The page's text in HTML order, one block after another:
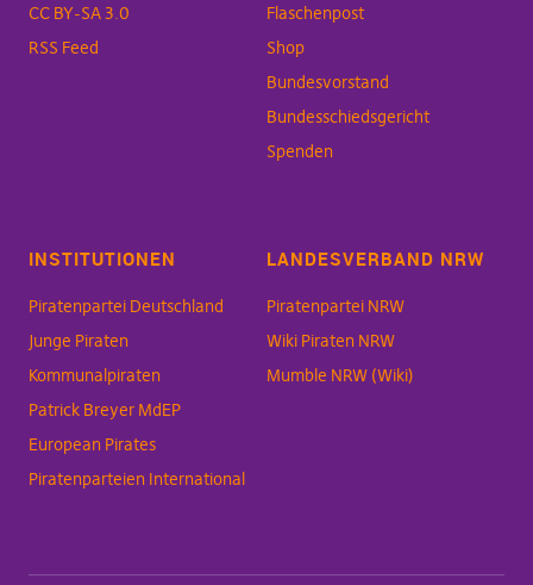
CC BY-SA 3.0
RSS Feed
Flaschenpost
Shop
Bundesvorstand
Bundesschiedsgericht
Spenden
INSTITUTIONEN
Piratenpartei Deutschland
Junge Piraten
Kommunalpiraten
Patrick Breyer MdEP
European Pirates
Piratenparteien International
LANDESVERBAND NRW
Piratenpartei NRW
Wiki Piraten NRW
Mumble NRW (Wiki)